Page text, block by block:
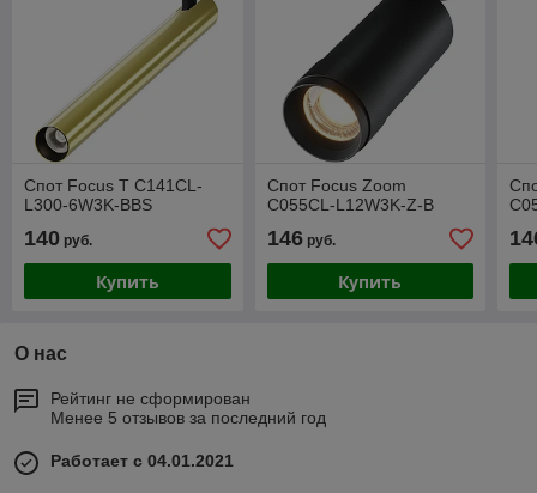
Спот Focus T C141CL-
L300-6W3K-BBS
140 руб.
Купить
Спот Focus Zoom
C055CL-L12W3K-Z-B
146руб.
Купить
О нас
Рейтинг не сформирован
Менее 5 отзывов за последний год
Работает с 04.01.2021